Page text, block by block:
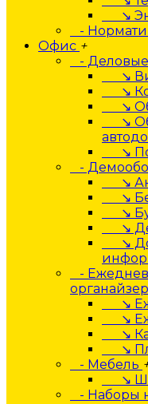
↘
-
Офис +
- Деловые
↘
↘
↘
↘
↘
-
↘
↘
↘
↘
↘
-
↘
↘
↘
↘
- Мебель
↘
- Наборы